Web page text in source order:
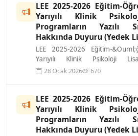
LEE 2025-2026 Eğitim-
Yarıyılı Klinik
Programların Yazılı
Hakkında Duyuru (Yedek
LEE 2025-2026 Eğitim-
Yarıyılı Klinik Psikoloji
Programların Yazılı Sınavı sonucu
28 Ocak 2026 670
LEE 2025-2026 Eğitim-
Yarıyılı Klinik
Programların Yazılı
Hakkında Duyuru (Yedek